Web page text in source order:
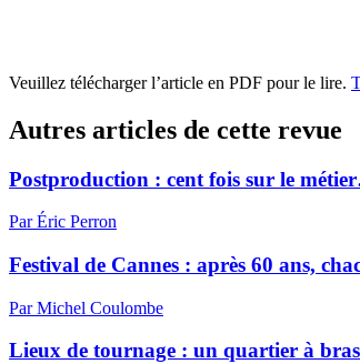
Veuillez télécharger l’article en PDF pour le lire.
Autres articles de cette revue
Postproduction : cent fois sur le
Par Éric Perron
Festival de Cannes : après 60 ans,
Par Michel Coulombe
Lieux de tournage : un quartier à